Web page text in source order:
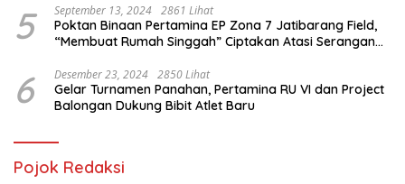
5 September 13, 2024 2861 Lihat
Poktan Binaan Pertamina EP Zona 7 Jatibarang Field,
“Membuat Rumah Singgah” Ciptakan Atasi Serangan
6 Desember 23, 2024 2850 Lihat
Gelar Turnamen Panahan, Pertamina RU VI dan Project
Balongan Dukung Bibit Atlet Baru
Pojok Redaksi